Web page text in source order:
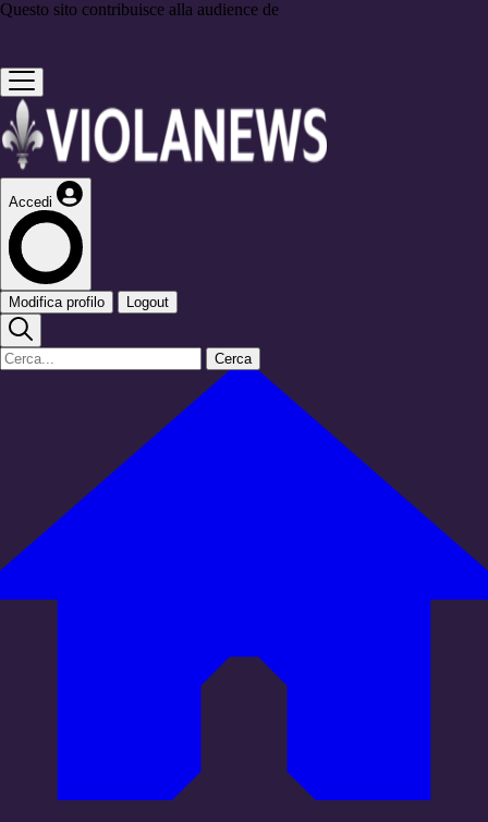
Questo sito contribuisce alla audience de
Accedi
Modifica profilo Logout
Cerca